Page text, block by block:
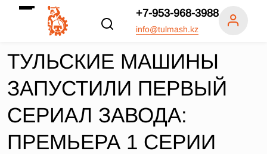
+7-953-968-3988
info@tulmash.kz
ТУЛЬСКИЕ МАШИНЫ
ЗАПУСТИЛИ ПЕРВЫЙ
СЕРИАЛ ЗАВОДА:
ПРЕМЬЕРА 1 СЕРИИ